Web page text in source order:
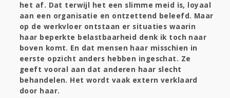
het af. Dat terwijl het een slimme meid is, loyaal
aan een organisatie en ontzettend beleefd. Maar
op de werkvloer ontstaan er situaties waarin
haar beperkte belastbaarheid denk ik toch naar
boven komt. En dat mensen haar misschien in
eerste opzicht anders hebben ingeschat. Ze
geeft vooral aan dat anderen haar slecht
behandelen. Het wordt vaak extern verklaard
door haar.